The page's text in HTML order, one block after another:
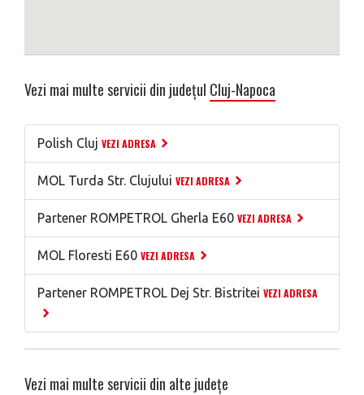
Vezi mai multe servicii din județul Cluj-Napoca
Polish Cluj VEZI ADRESA
MOL Turda Str. Clujului VEZI ADRESA
Partener ROMPETROL Gherla E60 VEZI ADRESA
MOL Floresti E60 VEZI ADRESA
Partener ROMPETROL Dej Str. Bistritei VEZI ADRESA
Vezi mai multe servicii din alte județe